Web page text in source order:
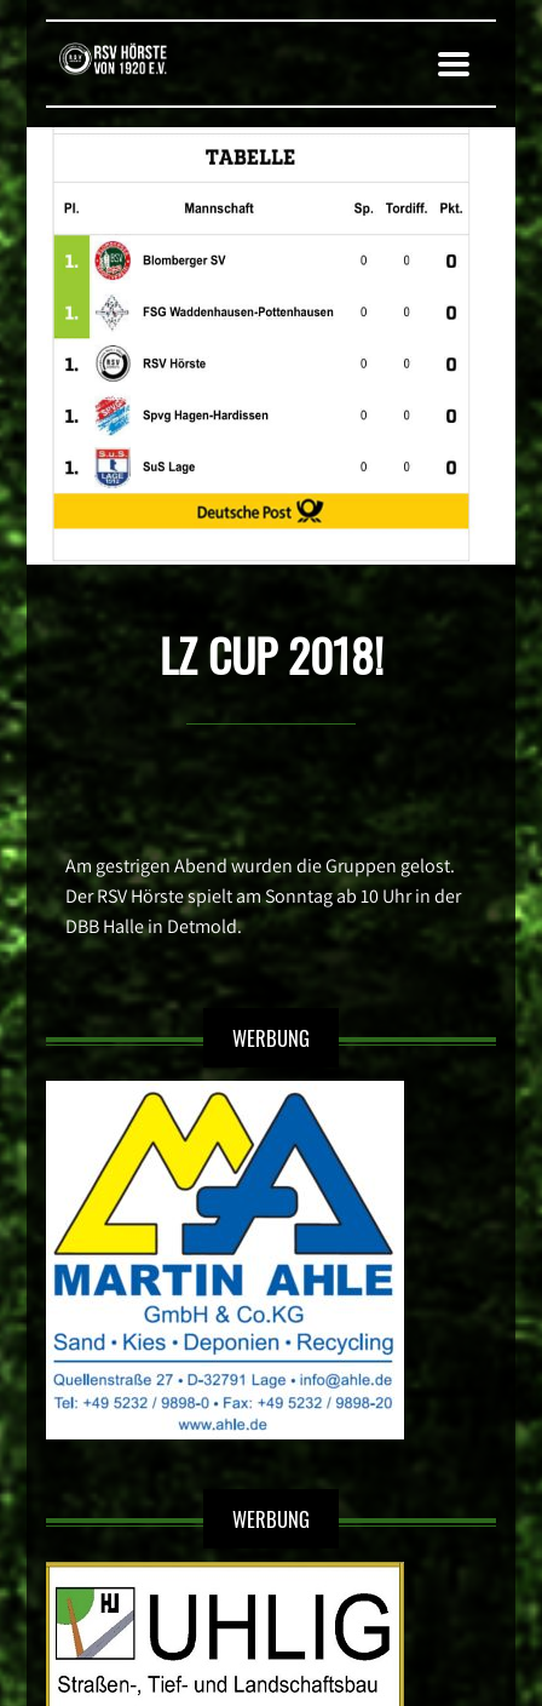
LZ CUP 2018!
Am gestrigen Abend wurden die Gruppen gelost.
Der RSV Hörste spielt am Sonntag ab 10 Uhr in der
DBB Halle in Detmold.
WERBUNG
WERBUNG